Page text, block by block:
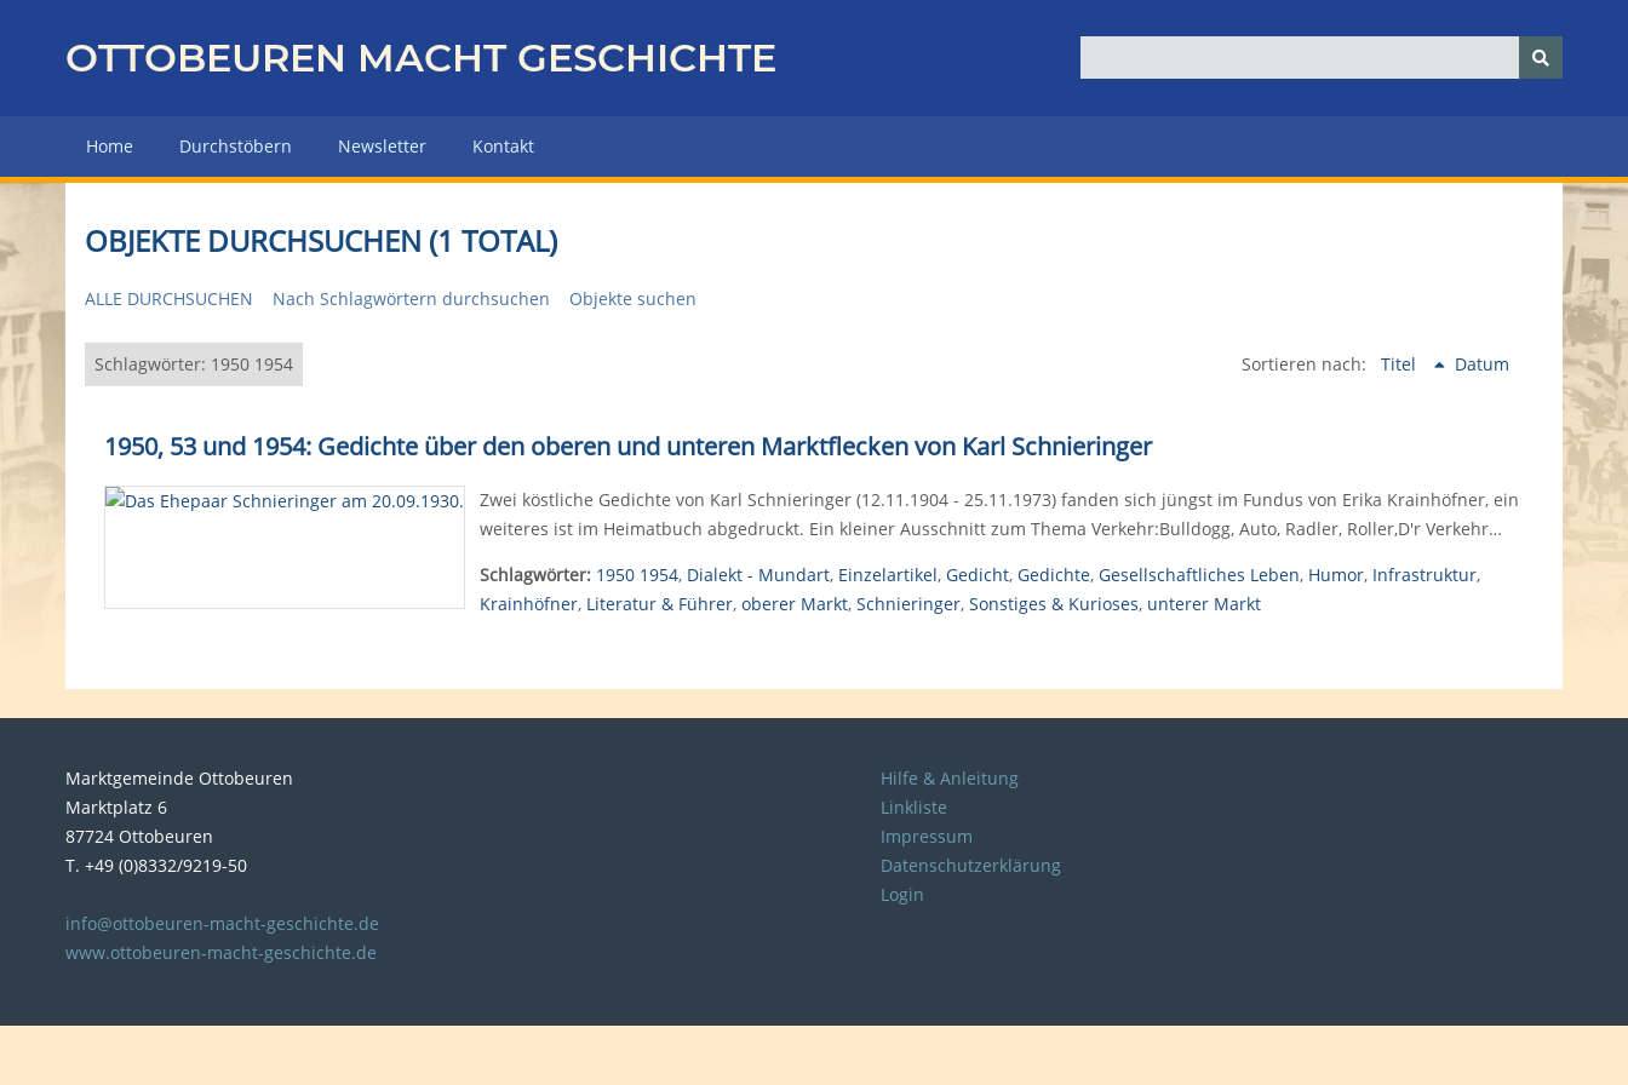
z
r
H
u
p
e
OTTOBEUREN MACHT GESCHICHTE
Home Durchstöbern Newsletter Kontakt
OBJEKTE DURCHSUCHEN (1 TOTAL)
ALLE DURCHSUCHEN Nach Schlagwörtern durchsuchen Objekte suchen
Schlagwörter: 1950 1954 Sortieren nach: Titel Datum
1950, 53 und 1954: Gedichte über den oberen und unteren Marktflecken von Karl Schnieringer
Zwei köstliche Gedichte von Karl Schnieringer (12.11.1904 - 25.11.1973) fanden sich jüngst im Fundus von Erika Krainhöfner, ein
weiteres ist im Heimatbuch abgedruckt. Ein kleiner Ausschnitt zum Thema Verkehr:Bulldogg, Auto, Radler, Roller,D'r Verkehr…
Schlagwörter: 1950 1954, Dialekt - Mundart, Einzelartikel, Gedicht, Gedichte, Gesellschaftliches Leben, Humor, Infrastruktur,
Krainhöfner, Literatur & Führer, oberer Markt, Schnieringer, Sonstiges & Kurioses, unterer Markt
Marktgemeinde Ottobeuren
Marktplatz 6
87724 Ottobeuren
T. +49 (0)8332/9219-50
info@ottobeuren-macht-geschichte.de
www.ottobeuren-macht-geschichte.de
Hilfe & Anleitung
Linkliste
Impressum
Datenschutzerklärung
Login